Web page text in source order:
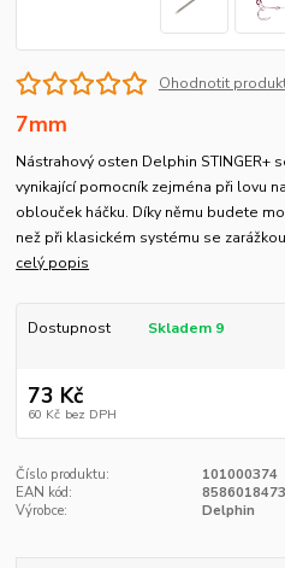
Ohodnotit
7mm
Nástrahový osten Delphin STINGER+
vynikající pomocník zejména při lovu
oblouček háčku. Díky němu budete
než při klasickém systému se
celý popis
Dostupnost Skladem 9
73 Kč
60 Kč bez DPH
Číslo produktu:
101000374
EAN kód:
Výrobce:
Delphin